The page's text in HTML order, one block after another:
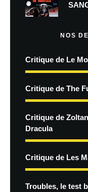
NOS
Critique de Le
Critique de The
Critique de
Dracula
Critique de Les
Troubles, le test